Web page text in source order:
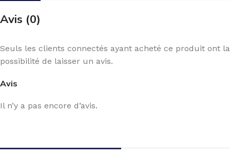
Avis (0)
Avis
Il n’y a pas encore d’avis.
Seuls les clients connectés ayant acheté ce produit ont la
possibilité de laisser un avis.